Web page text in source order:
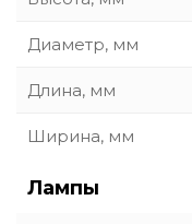
Диаметр, мм
Длина, мм
Ширина, мм
Лампы